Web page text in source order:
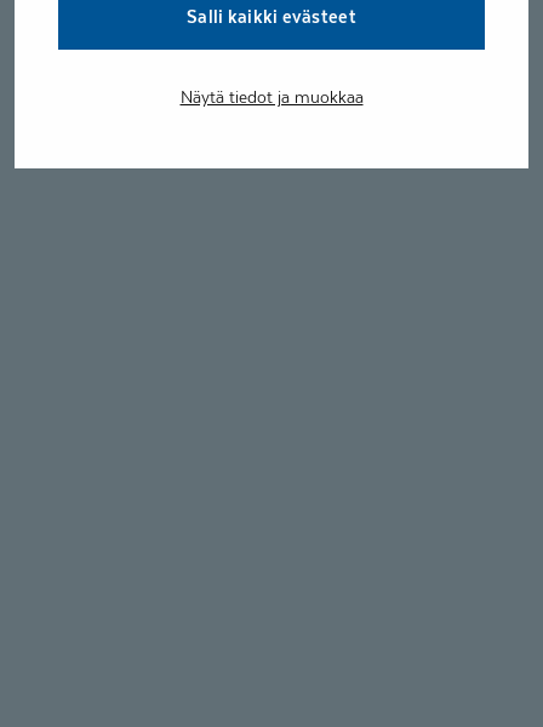
Salli kaikki evästeet
Näytä tiedot ja muokkaa